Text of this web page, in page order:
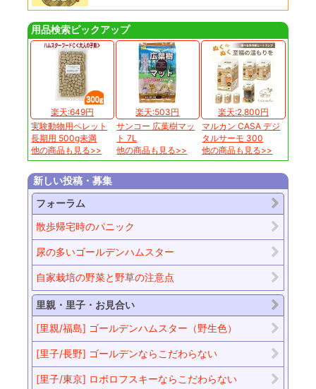
用品検索ピックアップ
楽天:649円
実験動物用ペレット
長期用 500g未満
他の商品も見る>>
楽天:503円
サンコー 広葉樹マッ
ト 7L
他の商品も見る>>
楽天:2,800円
マルカン CASA デジ
タルサーモ 300
他の商品も見る>>
新しい投稿・募集
フォーラム
散歩帰宅時のパニック
尿の多いゴールデンハムスター
自家栽培の野菜と野草の注意点
里親・里子・お見合い
[里親/福島] ゴールデンハムスター（野生色）
[里子/長野] ゴールデンならこだわらない
[里子/東京] ロボロフスキーならこだわらない